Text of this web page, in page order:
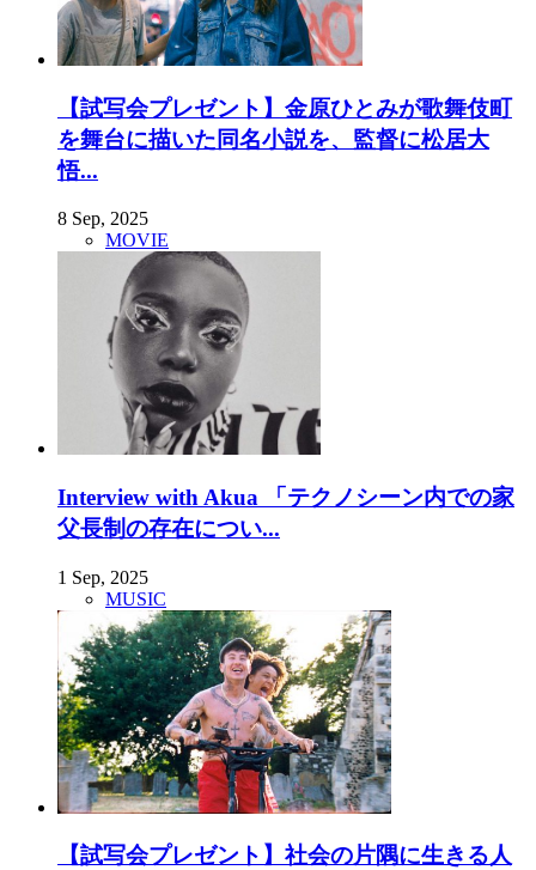
【試写会プレゼント】金原ひとみが歌舞伎町
を舞台に描いた同名小説を、監督に松居大
悟...
8 Sep, 2025
MOVIE
Interview with Akua 「テクノシーン内での家
父長制の存在につい...
1 Sep, 2025
MUSIC
【試写会プレゼント】社会の片隅に生きる人